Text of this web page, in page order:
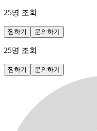
25명 조회
찜하기 문의하기
25명 조회
찜하기 문의하기